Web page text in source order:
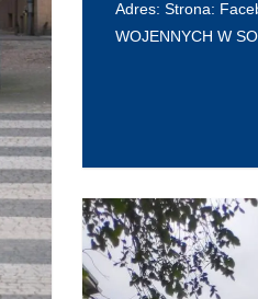
Adres: Strona:
WOJENNYCH W